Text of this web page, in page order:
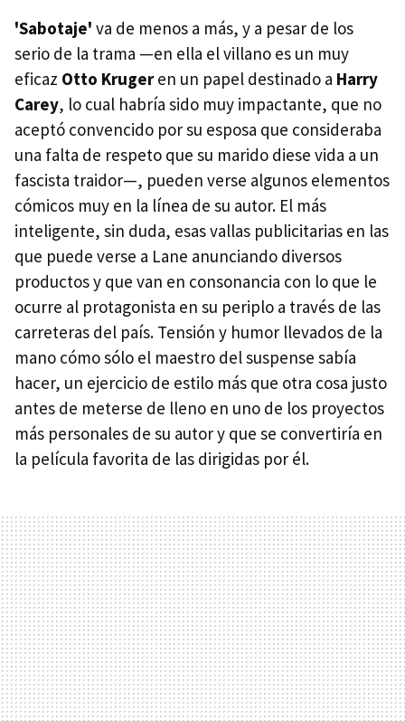
'Sabotaje' va de menos a más, y a pesar de los
serio de la trama —en ella el villano es un muy
eficaz Otto Krugeren un papel destinado a Harry
Carey, lo cual habría sido muy impactante, que no
aceptó convencido por su esposa que consideraba
una falta de respeto que su marido diese vida a un
fascista traidor—, pueden verse algunos elementos
cómicos muy en la línea de su autor. El más
inteligente, sin duda, esas vallas publicitarias en las
que puede verse a Lane anunciando diversos
productos y que van en consonancia con lo que le
ocurre al protagonista en su periplo a través de las
carreteras del país. Tensión y humor llevados de la
mano cómo sólo el maestro del suspense sabía
hacer, un ejercicio de estilo más que otra cosa justo
antes de meterse de lleno en uno de los proyectos
más personales de su autor y que se convertiría en
la película favorita de las dirigidas por él.